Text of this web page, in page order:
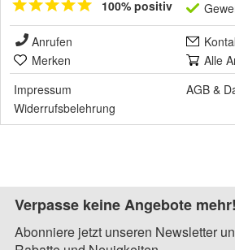
100% positiv
Anrufen
Merken
Alle
Impressum
AGB &
Widerrufsbelehrung
Verpasse keine Angebote mehr!
Abonniere jetzt unseren Newsletter